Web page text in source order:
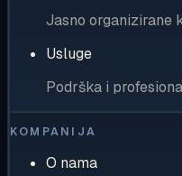
Jasno organizirane
Usluge
Podrška i
KOMPANIJA
O nama